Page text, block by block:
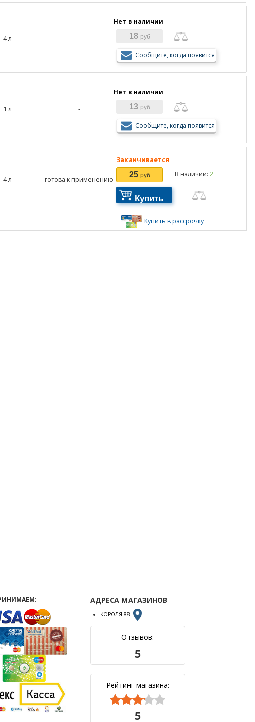
4л -
Нет в наличии
18 руб
Сообщите, когда появится
1л -
Нет в наличии
13 руб
Сообщите, когда появится
4л готова к применению
Заканчивается
25 руб В наличии:2
Купить
Купить в рассрочку
АДРЕСА МАГАЗИНОВ
КОРОЛЯ 88
Отзывов:
5
Рейтинг магазина:



5